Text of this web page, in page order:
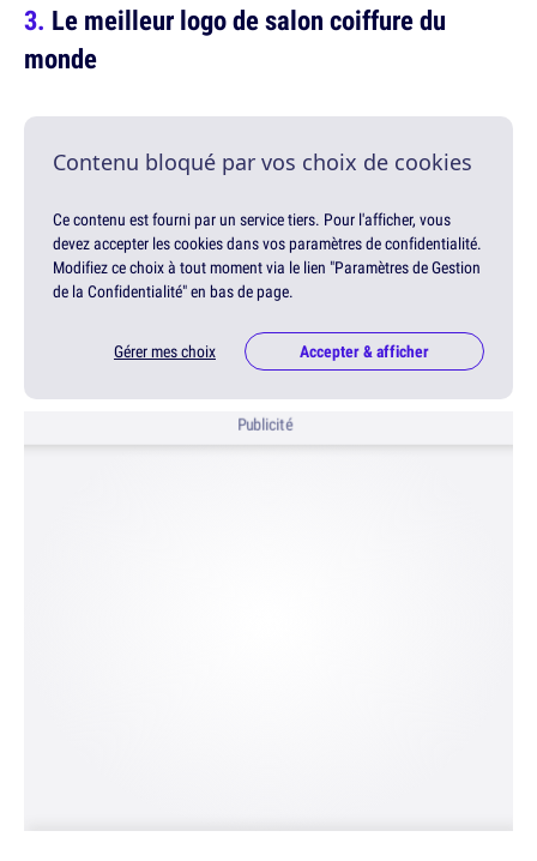
Le meilleur logo de salon coiffure du
monde
Contenu bloqué par vos choix de cookies
Ce contenu est fourni par un service tiers. Pour l'afficher, vous
devez accepter les cookies dans vos paramètres de confidentialité.
Modifiez ce choix à tout moment via le lien "Paramètres de Gestion
de la Confidentialité" en bas de page.
Gérer mes choix Accepter & afficher
Publicité